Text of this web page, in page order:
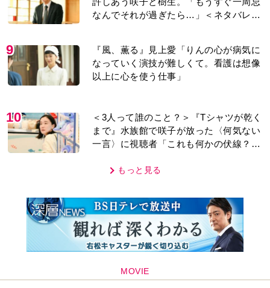
なんでそれが過ぎたら…」＜ネタバレあ
9
『風、薫る』見上愛「りんの心が病気に
なっていく演技が難しくて。看護は想像
以上に心を使う仕事」
10
＜3人って誰のこと？＞『Tシャツが乾く
まで』水族館で咲子が放った〈何気ない
一言〉に視聴者「これも何かの伏線？」
もっと見る
MOVIE